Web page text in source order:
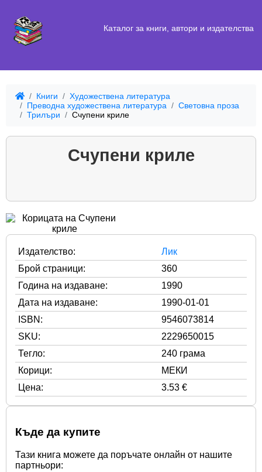
Каталог за книги, автори и издателства
Книги
Художествена литература
Преводна художествена литература
Световна проза
Трилъри
Счупени криле
Счупени криле
Издателство:
Лик
Брой страници:
360
Година на издаване:
1990
Дата на издаване:
1990-01-01
ISBN:
9546073814
SKU:
2229650015
Тегло:
240 грама
Корици:
МЕКИ
Цена:
3.53 €
Къде да купите
Тази книга можете да поръчате онлайн от нашите
партньори: